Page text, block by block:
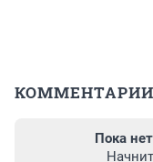
КОММЕНТАРИИ
Пока